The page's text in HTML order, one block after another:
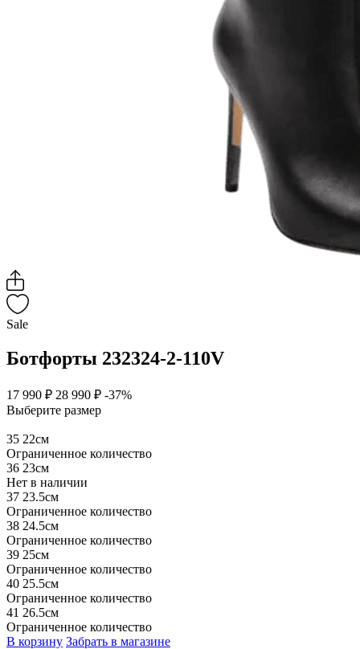
Sale
Ботфорты 232324-2-110V
17 990 ₽ 28 990 ₽ -37%
Выберите размер
35 22см
Ограниченное количество
36 23см
Нет в наличии
37 23.5см
Ограниченное количество
38 24.5см
Ограниченное количество
39 25см
Ограниченное количество
40 25.5см
Ограниченное количество
41 26.5см
Ограниченное количество
В корзину Забрать в магазине